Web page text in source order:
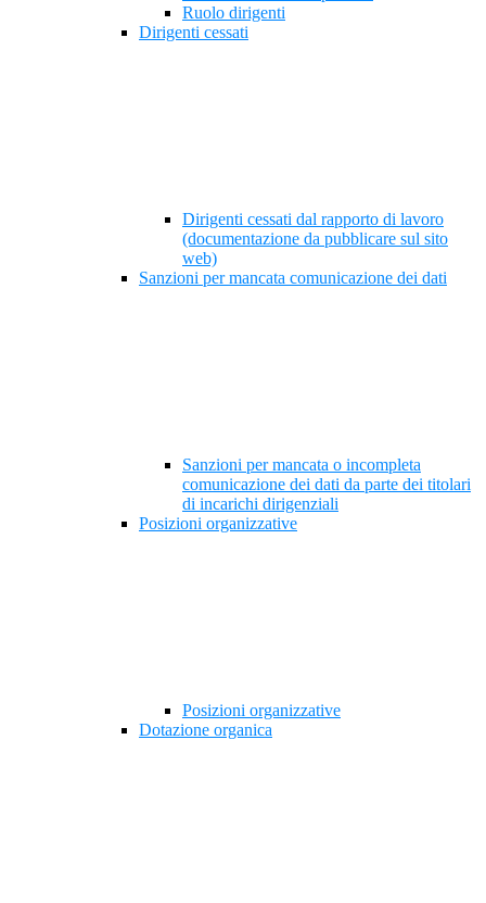
Ruolo dirigenti
Dirigenti cessati
Dirigenti cessati dal rapporto di lavoro
(documentazione da pubblicare sul sito
web)
Sanzioni per mancata comunicazione dei dati
Sanzioni per mancata o incompleta
comunicazione dei dati da parte dei titolari
di incarichi dirigenziali
Posizioni organizzative
Posizioni organizzative
Dotazione organica